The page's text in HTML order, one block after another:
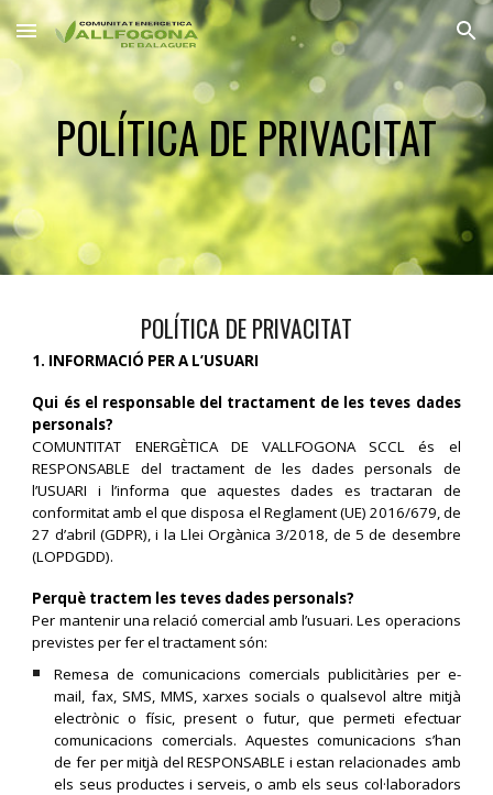
Skip to main content Skip to navigation
POLÍTICA DE PRIVACITAT
POLÍTICA DE PRIVACITAT
1. INFORMACIÓ PER A L’USUARI
Qui és el responsable del tractament de les teves dades
personals?
COMUNTITAT ENERGÈTICA DE VALLFOGONA SCCL és el
RESPONSABLE del tractament de les dades personals de
l’USUARI i l’informa que aquestes dades es tractaran de
conformitat amb el que disposa el Reglament (UE) 2016/679, de
27 d’abril (GDPR), i la Llei Orgànica 3/2018, de 5 de desembre
(LOPDGDD).
Perquè tractem les teves dades personals?
Per mantenir una relació comercial amb l’usuari. Les operacions
previstes per fer el tractament són:
Remesa de comunicacions comercials publicitàries per e-
mail, fax, SMS, MMS, xarxes socials o qualsevol altre mitjà
electrònic o físic, present o futur, que permeti efectuar
comunicacions comercials. Aquestes comunicacions s’han
de fer per mitjà del RESPONSABLE i estan relacionades amb
els seus productes i serveis, o amb els seus col·laboradors